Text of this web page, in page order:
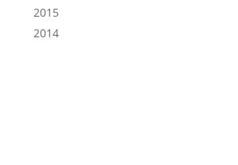
2015
2014